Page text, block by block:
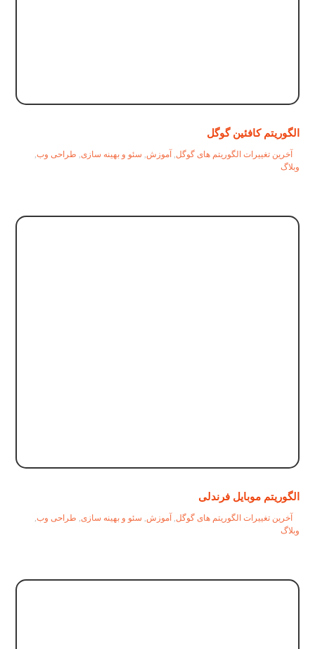
الگوریتم کافئین گوگل
آخرین تغییرات الگوریتم های گوگل, آموزش, سئو و بهینه سازی, طراحی وب,
وبلاگ
الگوریتم موبایل فرندلی
آخرین تغییرات الگوریتم های گوگل,آموزش, سئو و بهینه سازی, طراحی وب,
وبلاگ